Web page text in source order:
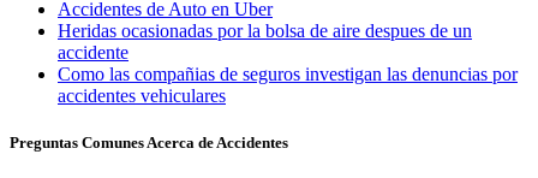
Accidentes de Auto en Uber
Heridas ocasionadas por la bolsa de aire despues de un
accidente
Como las compañias de seguros investigan las denuncias por
accidentes vehiculares
Preguntas Comunes Acerca de Accidentes